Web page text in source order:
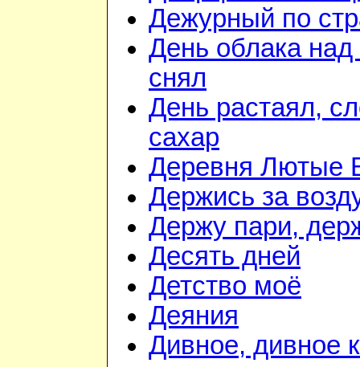
Дежурный по
День облака
снял
День растаял,
сахар
Деревня Лютые
Держись за
Держу пари,
Десять дней
Детство моё
Деяния
Дивное, дивное